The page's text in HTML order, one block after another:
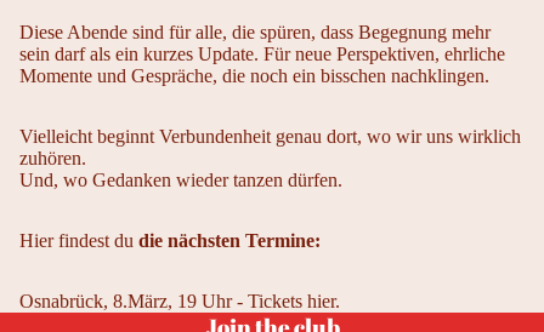
Diese Abende sind für alle, die spüren, dass Begegnung mehr
sein darf als ein kurzes Update. Für neue Perspektiven, ehrliche
Momente und Gespräche, die noch ein bisschen nachklingen.
Vielleicht beginnt Verbundenheit genau dort, wo wir uns wirklich
zuhören.
Und, wo Gedanken wieder tanzen dürfen.
Hier findest du die nächsten Termine:
Osnabrück, 8.März, 19 Uhr - Tickets hier.